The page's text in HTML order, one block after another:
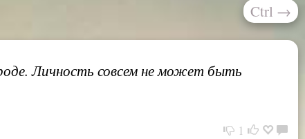
Ctrl →
Личность совсем не может быть
1